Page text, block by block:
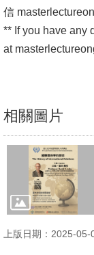
回
首
頁
導
覽
信
** If you have any
at
相關圖片
上版日期：2025-05-